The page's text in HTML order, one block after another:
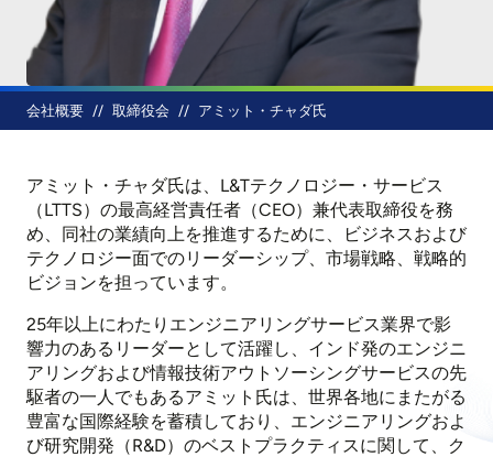
パンくず
会社概要 取締役会 アミット・チャダ氏
アミット・チャダ氏は、L&Tテクノロジー・サービス
（LTTS）の最高経営責任者（CEO）兼代表取締役を務
め、同社の業績向上を推進するために、ビジネスおよび
テクノロジー面でのリーダーシップ、市場戦略、戦略的
ビジョンを担っています。
25年以上にわたりエンジニアリングサービス業界で影
響力のあるリーダーとして活躍し、インド発のエンジニ
アリングおよび情報技術アウトソーシングサービスの先
駆者の一人でもあるアミット氏は、世界各地にまたがる
豊富な国際経験を蓄積しており、エンジニアリングおよ
び研究開発（R&D）のベストプラクティスに関して、ク